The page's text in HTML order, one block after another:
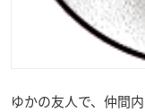
ゆかの友人で、仲間内